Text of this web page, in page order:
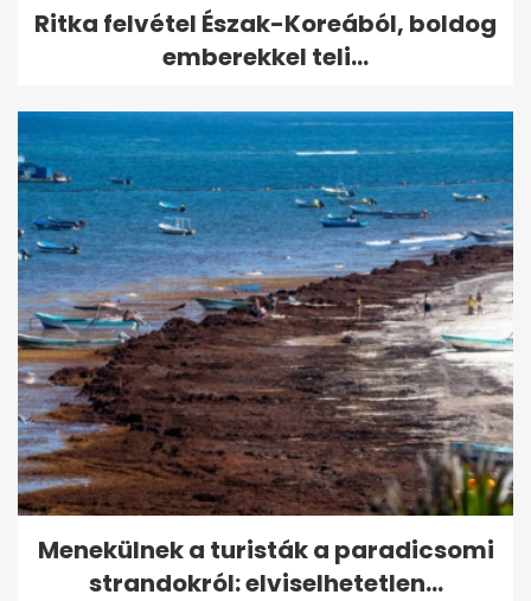
Ritka felvétel Észak-Koreából, boldog
emberekkel teli...
Menekülnek a turisták a paradicsomi
strandokról: elviselhetetlen...